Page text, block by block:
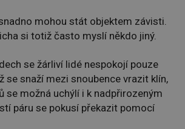
mohou stát objektem závisti.
si totiž často myslí někdo jiný.
se žárliví lidé nespokojí pouze
se snaží mezi snoubence vrazit klín,
se možná uchýlí i k nadpřirozeným
páru se pokusí překazit pomocí